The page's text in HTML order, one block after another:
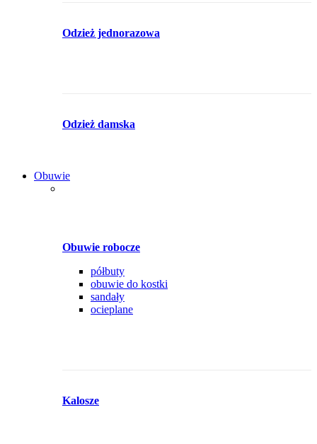
Odzież jednorazowa
Odzież damska
Obuwie
Obuwie robocze
półbuty
obuwie do kostki
sandały
ocieplane
Kalosze